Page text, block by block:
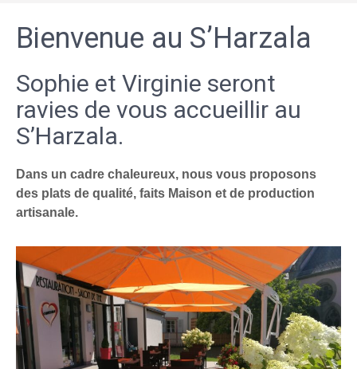
Bienvenue au S’Harzala
Sophie et Virginie seront
ravies de vous accueillir au
S’Harzala.
Dans un cadre chaleureux, nous vous proposons
des plats de qualité, faits Maison et de production
artisanale.